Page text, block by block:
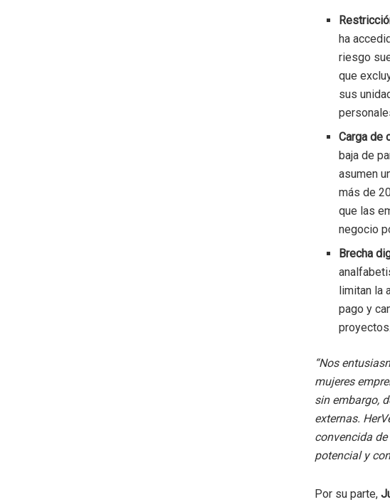
ha
riesgo
que
sus
Carga de
baja de
asumen
más de
que las
negocio
Brecha
limitan la
pago y
proyectos.
“Nos
mujeres
sin embargo,
externas.
convencida
potencial y
Por su parte,